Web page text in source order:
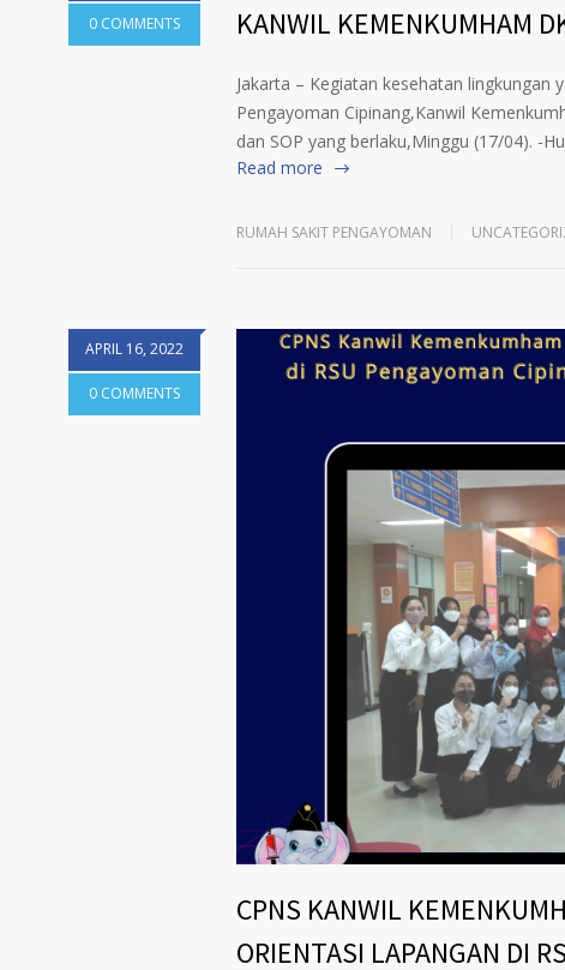
0 COMMENTS
KANWIL KEMENKUMHAM
Jakarta – Kegiatan kesehatan lingkungan
Pengayoman Cipinang,Kanwil
dan SOP yang berlaku,Minggu (17/04). -
Read more
RUMAH SAKIT PENGAYOMAN
APRIL 16, 2022
0 COMMENTS
CPNS KANWIL
ORIENTASI LAPANGAN DI